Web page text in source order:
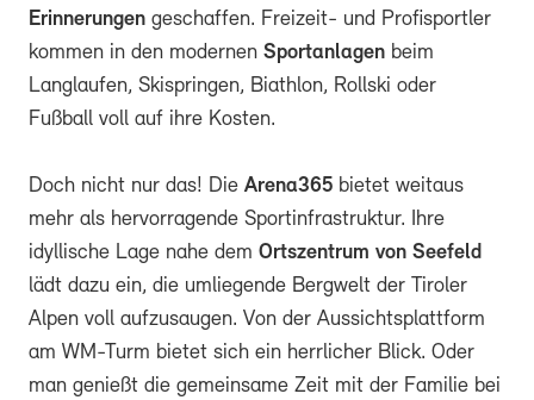
Erinnerungen geschaffen. Freizeit- und Profisportler
kommen in den modernen Sportanlagen beim
Langlaufen, Skispringen, Biathlon, Rollski oder
Fußball voll auf ihre Kosten.
Doch nicht nur das! Die Arena365 bietet weitaus
mehr als hervorragende Sportinfrastruktur. Ihre
idyllische Lage nahe dem Ortszentrum von Seefeld
lädt dazu ein, die umliegende Bergwelt der Tiroler
Alpen voll aufzusaugen. Von der Aussichtsplattform
am WM-Turm bietet sich ein herrlicher Blick. Oder
man genießt die gemeinsame Zeit mit der Familie bei